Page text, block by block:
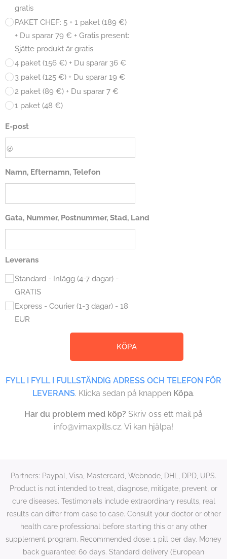
gratis
PAKET CHEF: 5 + 1 paket (189 €)
+ Du sparar 79 € + Gratis present:
Sjätte produkt är gratis
4 paket (156 €) + Du sparar 36 €
3 paket (125 €) + Du sparar 19 €
2 paket (89 €) + Du sparar 7 €
1 paket (48 €)
E-post
Namn, Efternamn, Telefon
Gata, Nummer, Postnummer, Stad, Land
Leverans
Standard - Inlägg (4-7 dagar) -
GRATIS
Express - Courier (1-3 dagar) - 18
EUR
KÖPA
FYLL I FYLL I FULLSTÄNDIG ADRESS OCH TELEFON FÖR
LEVERANS. Klicka sedan på knappen Köpa.
Har du problem med köp? Skriv oss ett mail på
info@vimaxpills.cz. Vi kan hjälpa!
Partners: Paypal, Visa, Mastercard, Webnode, DHL, DPD, UPS.
Product is not intended to treat, diagnose, mitigate, prevent, or
cure diseases. Testimonials include extraordinary results, real
results can differ from case to case. Consult your doctor or other
health care professional before starting this or any other
supplement program. Recommended dose: 1 pill per day. Money
back guarantee: 60 days. Standard delivery (European